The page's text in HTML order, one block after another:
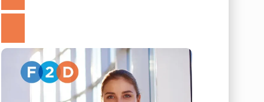
TI AIUTIAMO NOI